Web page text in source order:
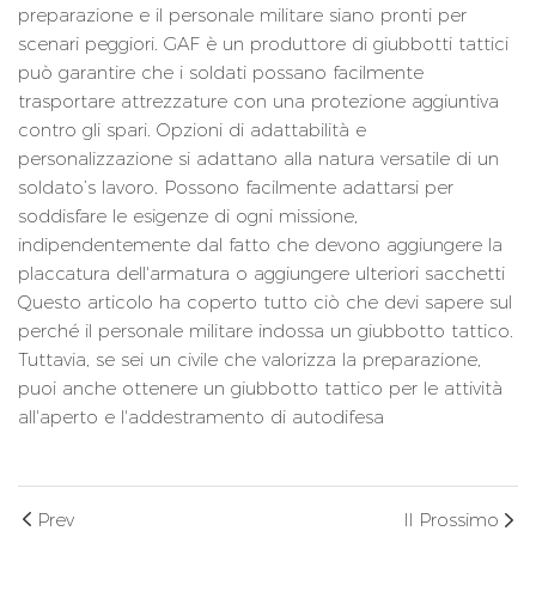
preparazione e il personale militare siano pronti per
scenari peggiori. GAF è un produttore di giubbotti tattici
può garantire che i soldati possano facilmente
trasportare attrezzature con una protezione aggiuntiva
contro gli spari. Opzioni di adattabilità e
personalizzazione si adattano alla natura versatile di un
soldato’s lavoro. Possono facilmente adattarsi per
soddisfare le esigenze di ogni missione,
indipendentemente dal fatto che devono aggiungere la
placcatura dell'armatura o aggiungere ulteriori sacchetti
Questo articolo ha coperto tutto ciò che devi sapere sul
perché il personale militare indossa un giubbotto tattico.
Tuttavia, se sei un civile che valorizza la preparazione,
puoi anche ottenere un giubbotto tattico per le attività
all'aperto e l'addestramento di autodifesa
Prev Il Prossimo